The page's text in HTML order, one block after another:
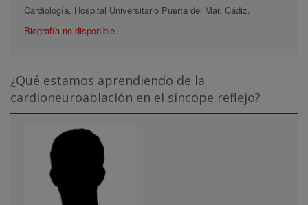
Cardiología. Hospital Universitario Puerta del Mar. Cádiz.
Biografía no disponible
¿Qué estamos aprendiendo de la
cardioneuroablación en el síncope reflejo?